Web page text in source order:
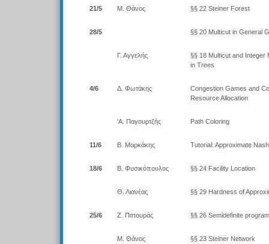
21/5 Μ. Θάνος §§ 22 Steiner Forest
28/5 §§ 20 Multicut in General
Γ. Αγγελής
§§ 18 Multicut and Integer
in Trees
4/6 Δ. Φωτάκης
Congestion Games and
Resource Allocation
'Α. Παγουρτζής Path Coloring
11/6 Β. Μαρκάκης Tutorial: Approximate
18/6 Β. Φυσικόπουλος §§ 24 Facility Location
Θ. Λιανέας §§ 29 Hardness of
25/6 Ζ. Πιττουράς §§ 26 Semidefinite
Μ. Θάνος §§ 23 Steiner Network